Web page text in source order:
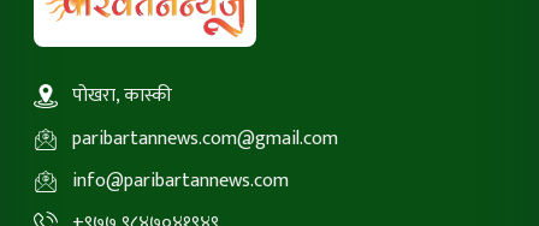
पोखरा, कास्की
paribartannews.com@gmail.com
info@paribartannews.com